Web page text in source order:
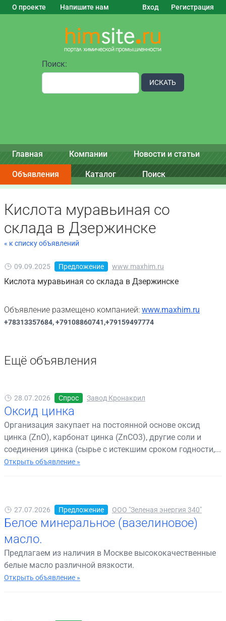
О проекте Напишите нам Вход Регистрация
Поиск:
ИСКАТЬ
Главная Компании Новости и статьи
Объявления Каталог Поиск
Кислота муравьиная со
склада в Дзержинске
« к списку объявлений
09.09.2025 Предложение www.maxhim.ru
Кислота муравьиная со склада в Дзержинске
Объявление размещено компанией: www.maxhim.ru
+78313357684, +79108860741,+79159497774
Ещё объявления
28.07.2026 Спрос Завод Кронакрил
Оксид цинка
Организация закупает на постоянной основе оксид
цинка (ZnO), карбонат цинка (ZnCO3), другие соли и
соединения цинка (сырье с истекшим сроком годности,...
Открыть объявление »
27.07.2026 Предложение ООО "Зеленая энергия 340"
Белое минеральное (вазелиновое)
масло.
Предлагаем из наличия в Москве высококачественные
белые масло различной вязкости.
Открыть объявление »